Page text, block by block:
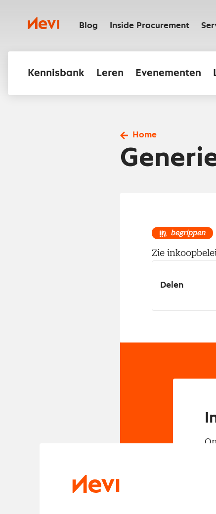
inhoudNevi Blog Inside Procurement
Kennisbank Leren Evenementen
Home
begrippen
Zie
Delen